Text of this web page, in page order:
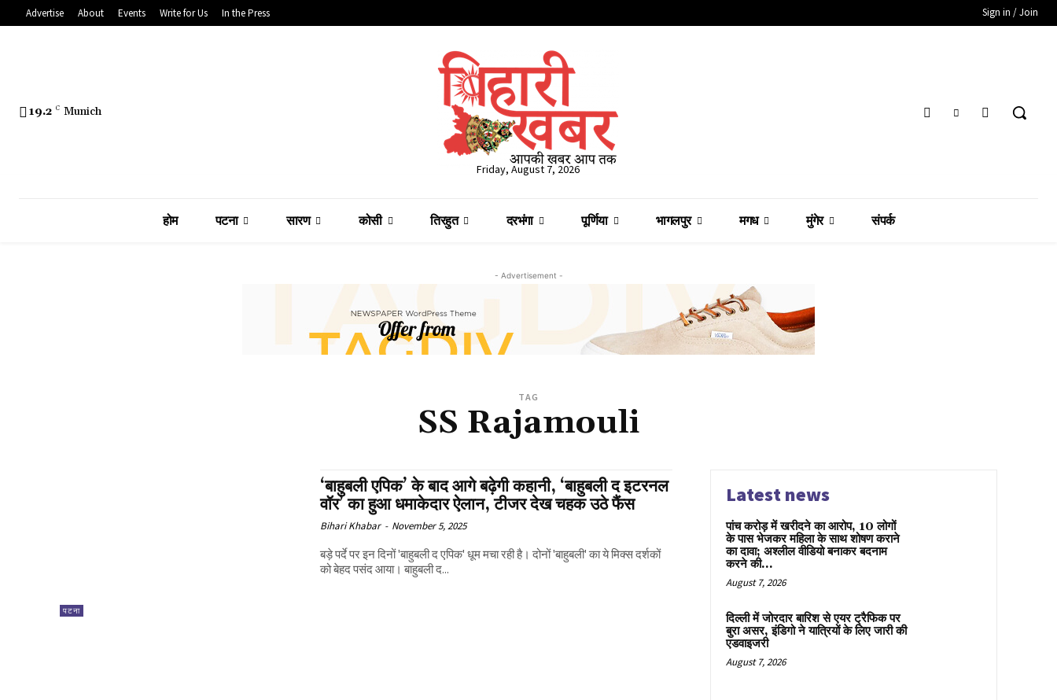
Advertise About Events Write for Us In the Press Sign in / Join
19.2 C Munich
Friday, August 7, 2026
होम पटना सारण कोसी तिरहुत दरभंगा पूर्णिया भागलपुर मगध मुंगेर संपर्क
- Advertisement -
TAG
SS Rajamouli
पटना
‘बाहुबली एपिक’ के बाद आगे बढ़ेगी कहानी, ‘बाहुबली द इटरनल
वॉर’ का हुआ धमाकेदार ऐलान, टीजर देख चहक उठे फैंस
Bihari Khabar - November 5, 2025
बड़े पर्दे पर इन दिनों 'बाहुबली द एपिक' धूम मचा रही है। दोनों 'बाहुबली' का ये मिक्स दर्शकों
को बेहद पसंद आया। बाहुबली द...
Latest news
पांच करोड़ में खरीदने का आरोप, 10 लोगों
के पास भेजकर महिला के साथ शोषण कराने
का दावा; अश्लील वीडियो बनाकर बदनाम
करने की...
August 7, 2026
दिल्ली में जोरदार बारिश से एयर ट्रैफिक पर
बुरा असर, इंडिगो ने यात्रियों के लिए जारी की
एडवाइजरी
August 7, 2026